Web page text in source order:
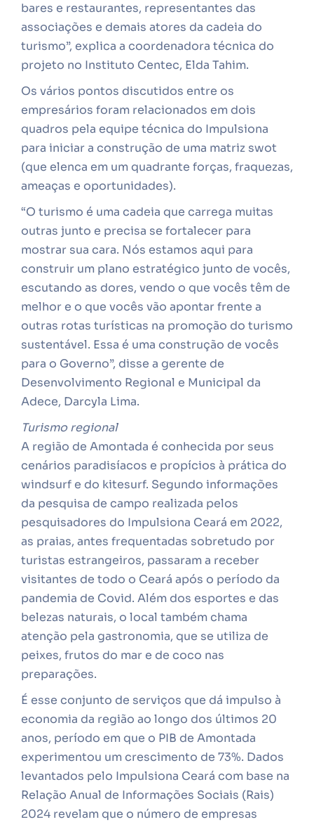
bares e restaurantes, representantes das
associações e demais atores da cadeia do
turismo”, explica a coordenadora técnica do
projeto no Instituto Centec, Elda Tahim.
Os vários pontos discutidos entre os
empresários foram relacionados em dois
quadros pela equipe técnica do Impulsiona
para iniciar a construção de uma matriz swot
(que elenca em um quadrante forças, fraquezas,
ameaças e oportunidades).
“O turismo é uma cadeia que carrega muitas
outras junto e precisa se fortalecer para
mostrar sua cara. Nós estamos aqui para
construir um plano estratégico junto de vocês,
escutando as dores, vendo o que vocês têm de
melhor e o que vocês vão apontar frente a
outras rotas turísticas na promoção do turismo
sustentável. Essa é uma construção de vocês
para o Governo”, disse a gerente de
Desenvolvimento Regional e Municipal da
Adece, Darcyla Lima.
Turismo regional
A região de Amontada é conhecida por seus
cenários paradisíacos e propícios à prática do
windsurf e do kitesurf. Segundo informações
da pesquisa de campo realizada pelos
pesquisadores do Impulsiona Ceará em 2022,
as praias, antes frequentadas sobretudo por
turistas estrangeiros, passaram a receber
visitantes de todo o Ceará após o período da
pandemia de Covid. Além dos esportes e das
belezas naturais, o local também chama
atenção pela gastronomia, que se utiliza de
peixes, frutos do mar e de coco nas
preparações.
É esse conjunto de serviços que dá impulso à
economia da região ao longo dos últimos 20
anos, período em que o PIB de Amontada
experimentou um crescimento de 73%. Dados
levantados pelo Impulsiona Ceará com base na
Relação Anual de Informações Sociais (Rais)
2024 revelam que o número de empresas